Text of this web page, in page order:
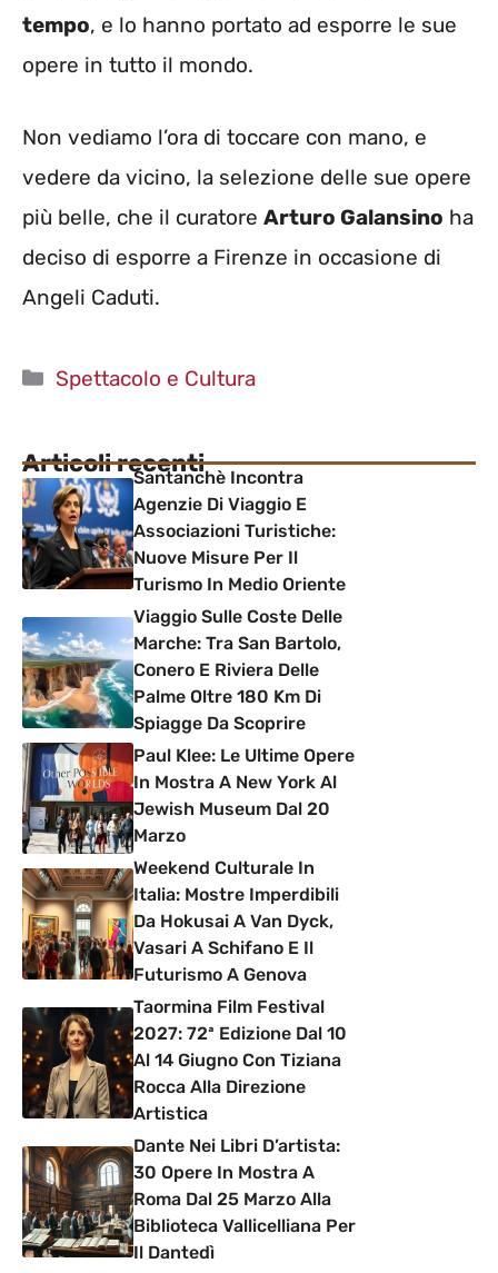
tempo, e lo hanno portato ad esporre le sue
opere in tutto il mondo.
Non vediamo l’ora di toccare con mano, e
vedere da vicino, la selezione delle sue opere
più belle, che il curatore Arturo Galansino ha
deciso di esporre a Firenze in occasione di
Angeli Caduti.
Categorie
Spettacolo e Cultura
Articoli recentiSantanchè Incontra
Agenzie Di Viaggio E
Associazioni Turistiche:
Nuove Misure Per Il
Turismo In Medio Oriente
Viaggio Sulle Coste Delle
Marche: Tra San Bartolo,
Conero E Riviera Delle
Palme Oltre 180 Km Di
Spiagge Da Scoprire
Paul Klee: Le Ultime Opere
In Mostra A New York Al
Jewish Museum Dal 20
Marzo
Weekend Culturale In
Italia: Mostre Imperdibili
Da Hokusai A Van Dyck,
Vasari A Schifano E Il
Futurismo A Genova
Taormina Film Festival
2027: 72ª Edizione Dal 10
Al 14 Giugno Con Tiziana
Rocca Alla Direzione
Artistica
Dante Nei Libri D’artista:
30 Opere In Mostra A
Roma Dal 25 Marzo Alla
Biblioteca Vallicelliana Per
Il Dantedì